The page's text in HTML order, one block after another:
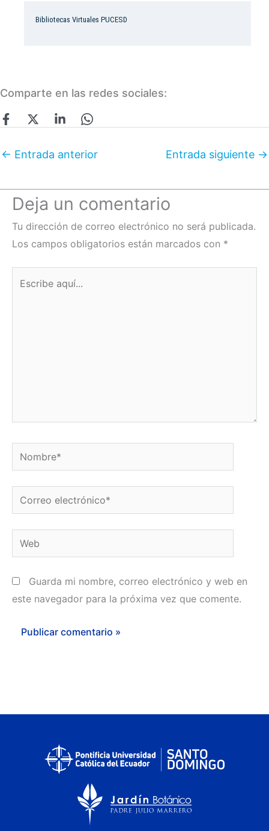
Bibliotecas Virtuales PUCESD
Comparte en las redes sociales:
← Entrada anterior Entrada siguiente →
Deja un comentario
Tu dirección de correo electrónico no será publicada.
Los campos obligatorios están marcados con *
Nombre*
Correo
electrónico*
Web
Guarda mi nombre, correo electrónico y web en
este navegador para la próxima vez que comente.